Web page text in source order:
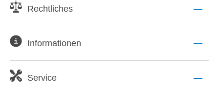
Rechtliches
Informationen
Service